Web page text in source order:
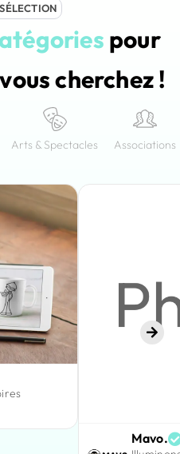
pour
cherchez !
Arts & Spectacles Associations
Mavo.